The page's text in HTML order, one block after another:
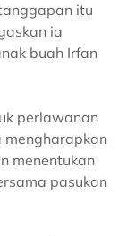
itu
ia
buah Irfan
perlawanan
mengharapkan
menentukan
pasukan